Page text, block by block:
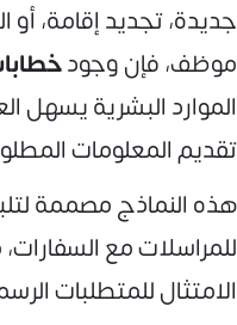
جديدة، تجديد إقامة،
موظف، فإن وجود
الموارد البشرية يسهل
تقديم المعلومات
هذه النماذج مصممة
للمراسلات مع
الامتثال للمتطلبات